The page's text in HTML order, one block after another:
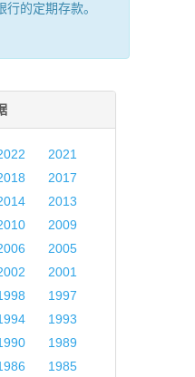
的定期存款。
2021
2017
2013
2009
2005
2001
1997
1993
1989
1985